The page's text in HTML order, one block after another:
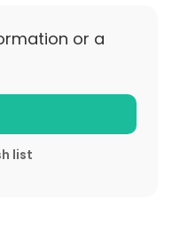
debiteras 50 %
debiteras 100 %
or a
list